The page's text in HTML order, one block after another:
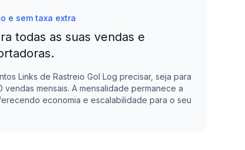
e sem taxa extra
todas as suas vendas e
Links de RastreioGol Log precisar, seja para
vendas mensais. A mensalidade permanece a
economia e escalabilidade para o seu